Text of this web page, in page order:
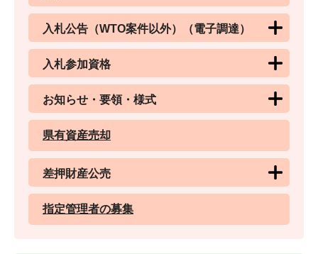
入札公告（WTO案件以外）（電子調達）
入札参加資格
お知らせ・要領・様式
県有資産売却
差押財産公売
指定管理者の募集